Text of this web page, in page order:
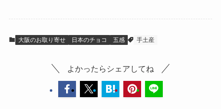
大阪のお取り寄せ 日本のチョコ 五感 手土産
よかったらシェアしてね